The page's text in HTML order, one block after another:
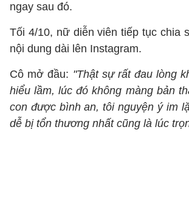
ngay sau đó.
Tối 4/10, nữ diễn viên tiếp tục chia
nội dung dài lên Instagram.
Cô mở đầu: "Thật sự rất đau lòng
hiểu lầm, lúc đó không màng bản
con được bình an, tôi nguyện ý im
dễ bị tổn thương nhất cũng là lúc